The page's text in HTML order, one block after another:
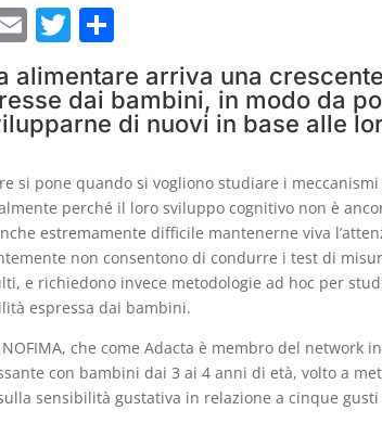
E
m
ai
l
T
w
itt
er
o
n
di
di
alimentare arriva una
dai bambini, in modo da
di nuovi in base alle
si pone quando si vogliono studiare i
perché il loro sviluppo cognitivo non è
estremamente difficile mantenerne viva
non consentono di condurre i test di
e richiedono invece metodologie ad hoc per
espressa dai bambini.
NOFIMA, che come Adacta è membro del network
con bambini dai 3 ai 4 anni di età, volto a
sensibilità gustativa in relazione a cinque